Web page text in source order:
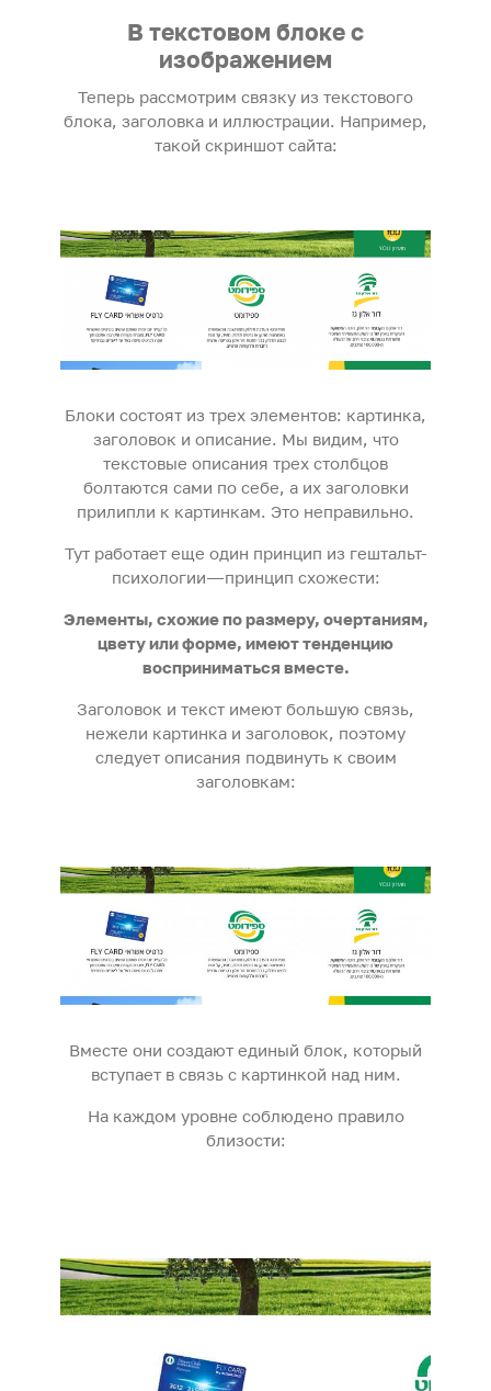
В текстовом блоке с
изображением
Теперь рассмотрим связку из текстового
блока, заголовка и иллюстрации. Например,
такой скриншот сайта:
Блоки состоят из трех элементов: картинка,
заголовок и описание. Мы видим, что
текстовые описания трех столбцов
болтаются сами по себе, а их заголовки
прилипли к картинкам. Это неправильно.
Тут работает еще один принцип из гештальт-
психологии — принцип схожести:
Элементы, схожие по размеру, очертаниям,
цвету или форме, имеют тенденцию
восприниматься вместе.
Заголовок и текст имеют большую связь,
нежели картинка и заголовок, поэтому
следует описания подвинуть к своим
заголовкам:
Вместе они создают единый блок, который
вступает в связь с картинкой над ним.
На каждом уровне соблюдено правило
близости: